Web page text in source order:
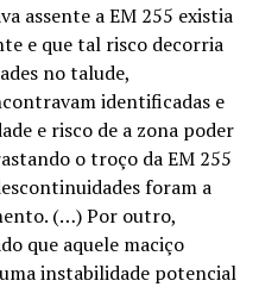
assente a EM 255 existia
e que tal risco decorria
no talude,
identificadas e
e risco de a zona poder
o troço da EM 255
foram a
(…) Por outro,
que aquele maciço
instabilidade potencial